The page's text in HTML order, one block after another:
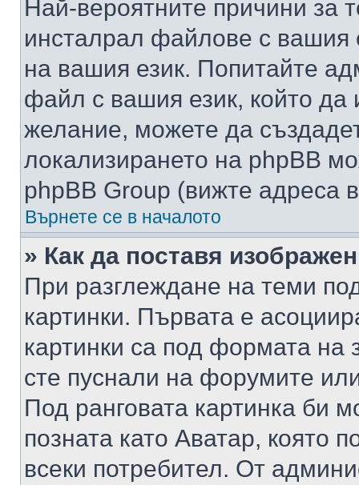
Най-вероятните причини за
инсталрал файлове с вашия
на вашия език. Попитайте
файл с вашия език, който да
желание, можете да
локализирането на phpBB
phpBB Group (вижте адреса
Върнете се в началото
» Как да поставя
При разглеждане на теми
картинки. Първата е
картинки са под формата на
сте пуснали на форумите
Под ранговата картинка би
позната като Аватар, която
всеки потребител. От